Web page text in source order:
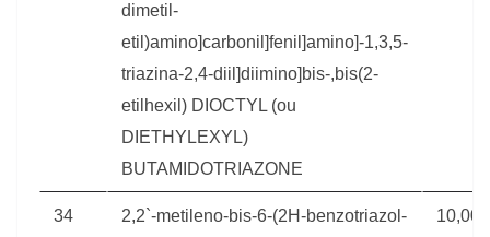
dimetil-
etil)amino]carbonil]fenil]amino]-1,3,5-
triazina-2,4-diil]diimino]bis-,bis(2-
etilhexil) DIOCTYL (ou
DIETHYLEXYL)
BUTAMIDOTRIAZONE
34
2,2`-metileno-bis-6-(2H-benzotriazol-